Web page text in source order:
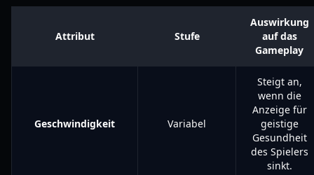
Attribut Stufe
Auswirkung
auf das
Gameplay
Geschwindigkeit Variabel
Steigt an,
wenn die
Anzeige für
geistige
Gesundheit
des Spielers
sinkt.